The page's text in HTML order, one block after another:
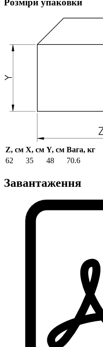
Розміри упаковки
Z, см X, см Y, см Вага, кг
62
35 48 70.6
Завантаження